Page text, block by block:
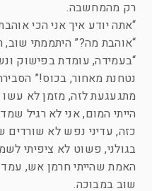
רק מהמחשבה.
“אתה יודע איך אני הכי
“אוהבת מה?” היתממתי
“בעמידה, עומדת בפישוק
נטחנת מאחור, בכוס!”
מתגעגעת לזה, מזמן לא עשו
הייתי המום, אני לא רגיל
כזה, עדיני נפש לא שורדים
בגולני, פשוט לא ציפיתי
האמת שהייתי חרמן אש, עמד
שוב במבוכה.